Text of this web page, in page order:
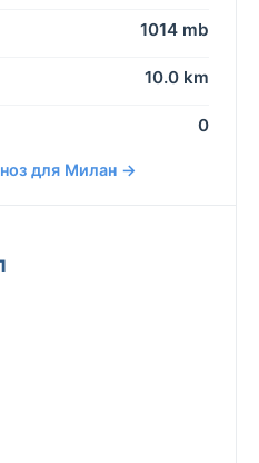
1014 mb
10.0 km
0
для Милан →